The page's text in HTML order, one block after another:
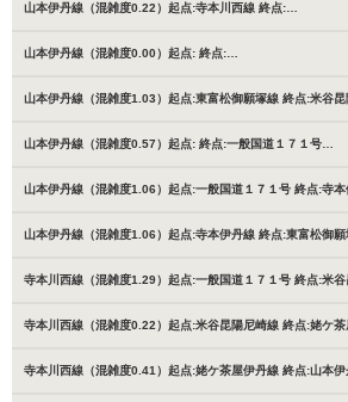
山本伊丹線（混雑度0.22）起点:寺本川西線 終点:…
山本伊丹線（混雑度0.00）起点: 終点:…
山本伊丹線（混雑度1.03）起点:東富松御願塚線 終点:米谷
山本伊丹線（混雑度0.57）起点: 終点:一般国道１７１号…
山本伊丹線（混雑度1.06）起点:一般国道１７１号 終点:寺
山本伊丹線（混雑度1.06）起点:寺本伊丹線 終点:東富松御
寺本川西線（混雑度1.29）起点:一般国道１７１号 終点:米
寺本川西線（混雑度0.22）起点:米谷昆陽尼崎線 終点:姥ケ
寺本川西線（混雑度0.41）起点:姥ケ茶屋伊丹線 終点:山本